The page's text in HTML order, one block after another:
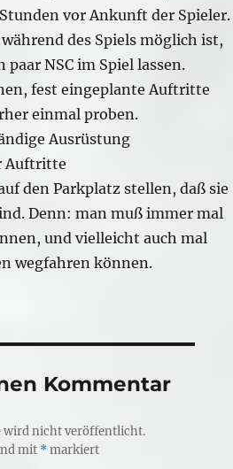
vor Ankunft der Spieler.
des Spiels möglich ist,
paar NSC im Spiel lassen.
fest eingeplante Auftritte
einmal proben.
Ausrüstung
Auftritte
den Parkplatz stellen, daß sie
Denn: man muß immer mal
und vielleicht auch mal
wegfahren können.
Kommentar
wird nicht veröffentlicht.
mit *markiert